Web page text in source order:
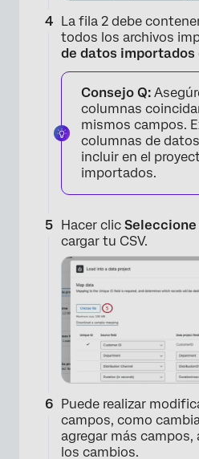
La fila 2 debe
todos los archivos
de datos importados
Consejo Q:
columnas
mismos campos.
columnas de
incluir en el
importados.
Hacer clic
cargar tu CSV.
Puede realizar
campos, como
agregar más campos,
los cambios.